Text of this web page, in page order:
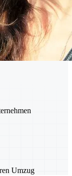
Umzug